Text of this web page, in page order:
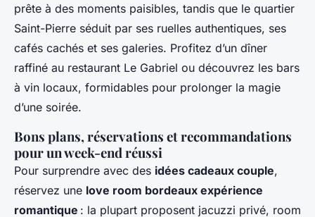
prête à des moments paisibles, tandis que le quartier
Saint-Pierre séduit par ses ruelles authentiques, ses
cafés cachés et ses galeries. Profitez d’un dîner
raffiné au restaurant Le Gabriel ou découvrez les bars
à vin locaux, formidables pour prolonger la magie
d’une soirée.
Bons plans, réservations et recommandations
pour un week-end réussi
Pour surprendre avec des idées cadeaux couple,
réservez une love room bordeaux expérience
romantique : la plupart proposent jacuzzi privé, room